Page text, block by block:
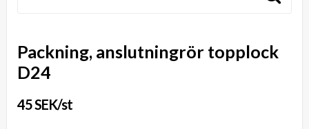
Packning, anslutningrör topplock
D24
45 SEK/st